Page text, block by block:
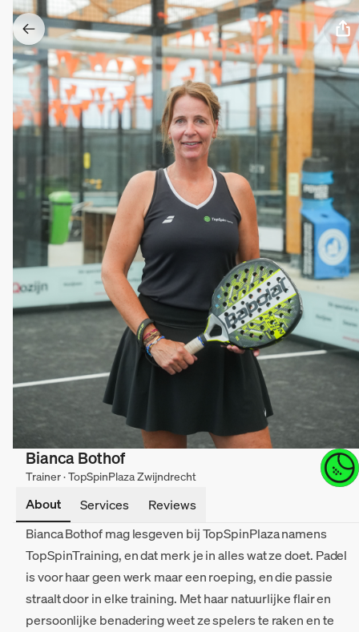
Bianca Bothof
Trainer · TopSpinPlaza Zwijndrecht
About Services
Reviews
Bianca Bothof mag lesgeven bij TopSpinPlaza namens
TopSpinTraining, en dat merk je in alles wat ze doet. Padel
is voor haar geen werk maar een roeping, en die passie
straalt door in elke training. Met haar natuurlijke flair en
persoonlijke benadering weet ze spelers te raken en te